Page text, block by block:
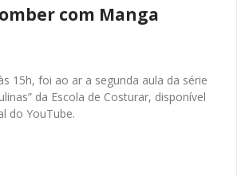
com Manga
15h, foi ao ar a segunda aula da série
da Escola de Costurar, disponível
do YouTube.